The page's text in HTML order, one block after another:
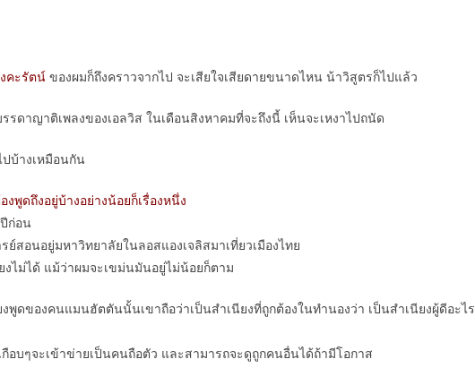
คะรัตน์ ของผมก็ถึงคราวจากไป จะเสียใจเสียดายขนาดไหน น้าวิสูตรก็ไปแล้ว
รรดาญาติเพลงของเอลวิส ในเดือนสิงหาคมที่จะถึงนี้ เห็นจะเหงาไปถนัด
บ้างเหมือนกัน
พูดถึงอยู่บ้างอย่างน้อยก็เรื่องหนึ่ง
ก่อน
ย์สอนอยู่มหาวิทยาลัยในลอสแองเจลิสมาเที่ยวเมืองไทย
ไม่ได้ แม้ว่าผมจะเขม่นมันอยู่ไม่น้อยก็ตาม
พูดของคนแมนฮัตตันนั้นเขาถือว่าเป็นสำเนียงที่ถูกต้องในทำนองว่า เป็นสำเนียงผู้ดีอะไร
กือบๆจะเข้าข่ายเป็นคนถือตัว และสามารถจะดูถูกคนอื่นได้ถ้ามีโอกาส